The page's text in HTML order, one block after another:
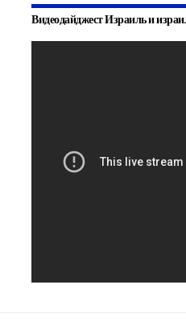
Видеодайджест Израиль и